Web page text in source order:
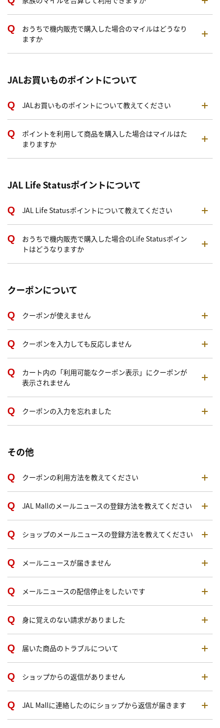
おうちで機内販売で購入した場合のマイルはどうなり
ますか
JALお買いものポイントについて
JALお買いものポイントについて教えてください
ポイントを利用して商品を購入した場合はマイルはた
まりますか
JAL Life Statusポイントについて
JAL Life Statusポイントについて教えてください
おうちで機内販売で購入した場合のLife Statusポイン
トはどうなりますか
クーポンについて
クーポンが使えません
クーポンを入力しても反応しません
カート内の「利用可能なクーポン表示」にクーポンが
表示されません
クーポンの入力を忘れました
その他
クーポンの利用方法を教えてください
JAL Mallのメールニュースの登録方法を教えてください
ショップのメールニュースの登録方法を教えてください
メールニュースが届きません
メールニュースの配信停止をしたいです
身に覚えのない請求がありました
届いた商品のトラブルについて
ショップからの返信がありません
JAL Mallに連絡したのにショップから返信が届きます